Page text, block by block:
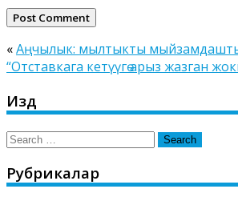
«Аңчылык: мылтыкты
“Отставкага кетүүгө арыз жазган
Издөө
Search
Рубрикалар